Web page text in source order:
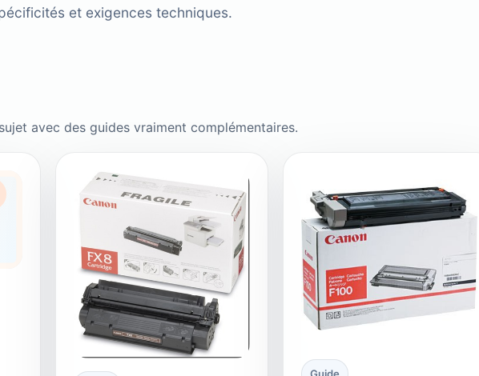
et exigences techniques.
avec des guides vraiment complémentaires.
Guide